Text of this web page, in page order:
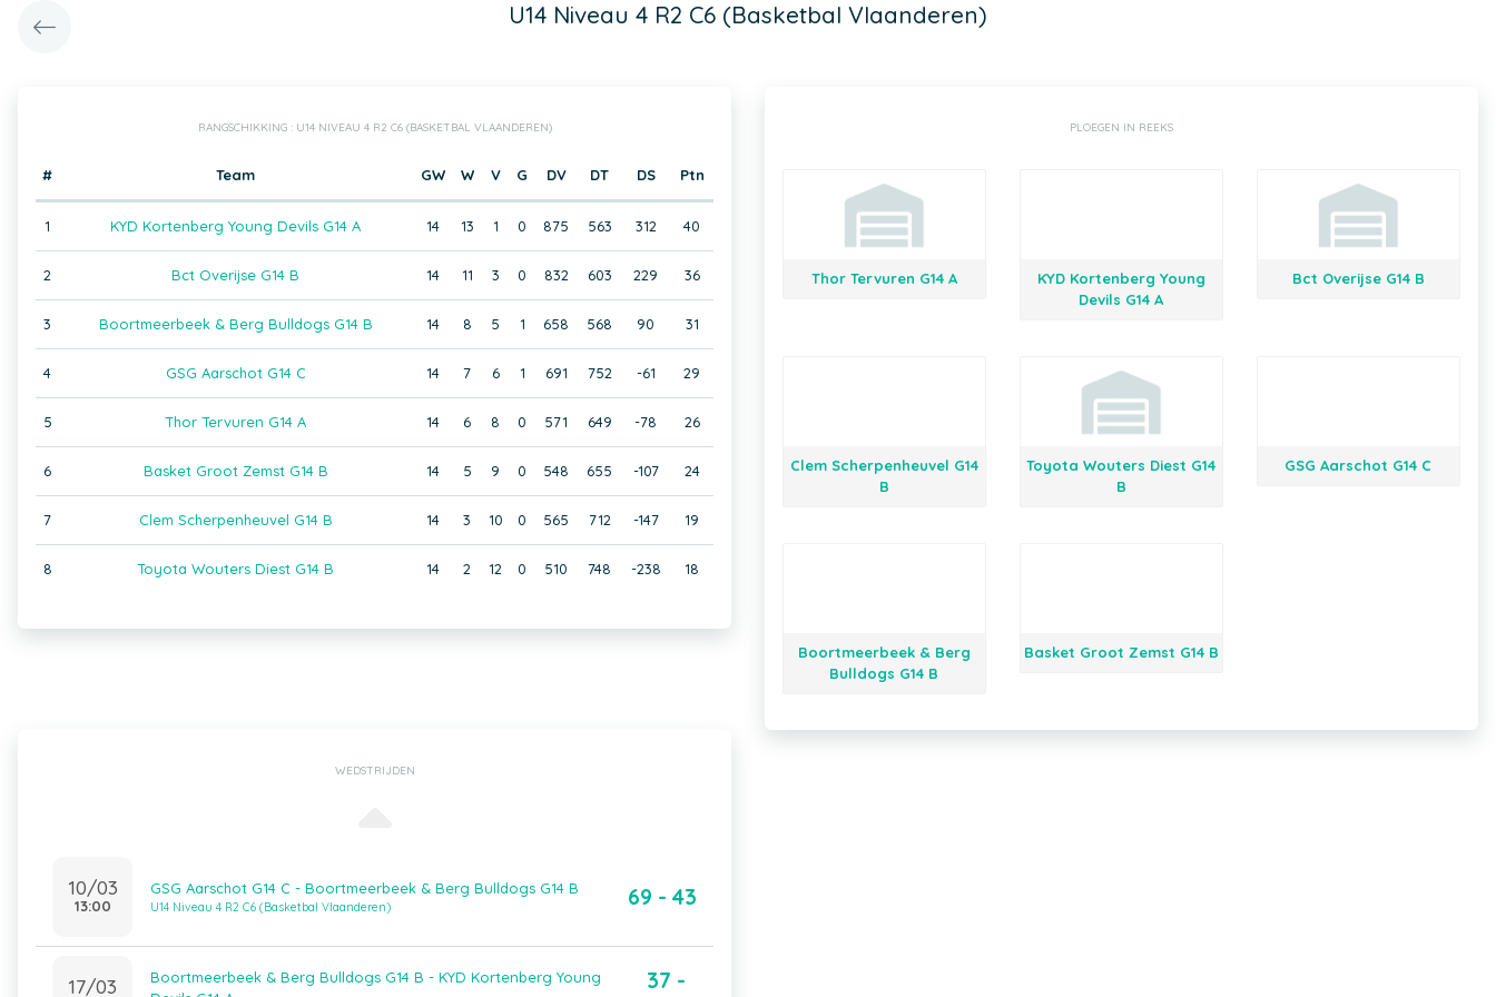
U14 Niveau 4 R2 C6 (Basketbal Vlaanderen)
RANGSCHIKKING : U14 NIVEAU 4 R2 C6 (BASKETBAL VLAANDEREN)
# Team GW W V G DV DT DS Ptn
1 KYD Kortenberg Young Devils G14 A 14 13 1 0 875 563 312 40
2 Bct Overijse G14 B 14 11 3 0 832 603 229 36
3 Boortmeerbeek & Berg Bulldogs G14 B 14 8 5 1 658 568 90 31
4 GSG Aarschot G14 C 14 7 6 1 691 752 -61 29
5 Thor Tervuren G14 A 14 6 8 0 571 649 -78 26
6 Basket Groot Zemst G14 B 14 5 9 0 548 655 -107 24
7 Clem Scherpenheuvel G14 B 14 3 10 0 565 712 -147 19
8 Toyota Wouters Diest G14 B 14 2 12 0 510 748 -238 18
PLOEGEN IN REEKS
Thor Tervuren G14 A
KYD Kortenberg Young
Devils G14 A
Bct Overijse G14 B
Clem Scherpenheuvel G14
B
Toyota Wouters Diest G14
B
GSG Aarschot G14 C
Boortmeerbeek & Berg
Bulldogs G14 B
Basket Groot Zemst G14 B
WEDSTRIJDEN
10/03
13:00
GSG Aarschot G14 C - Boortmeerbeek & Berg Bulldogs G14 B
U14 Niveau 4 R2 C6 (Basketbal Vlaanderen) 69 - 43
17/03
Boortmeerbeek & Berg Bulldogs G14 B - KYD Kortenberg Young
37 -